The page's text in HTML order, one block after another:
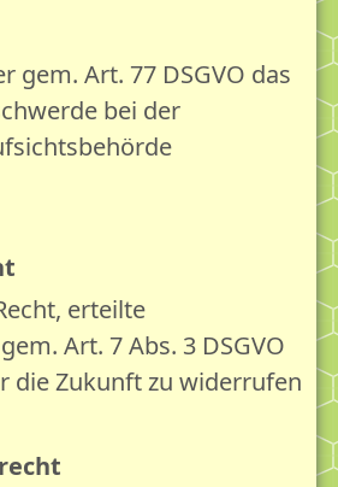
gem. Art. 77 DSGVO das
bei der
erteilte
Art. 7 Abs. 3 DSGVO
die Zukunft zu widerrufen